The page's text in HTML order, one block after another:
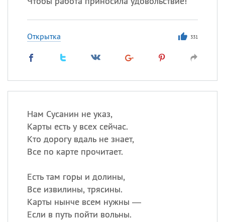
Открытка 331
Нам Сусанин не указ,
Карты есть у всех сейчас.
Кто дорогу вдаль не знает,
Все по карте прочитает.
Есть там горы и долины,
Все извилины, трясины.
Карты нынче всем нужны —
Если в путь пойти вольны.